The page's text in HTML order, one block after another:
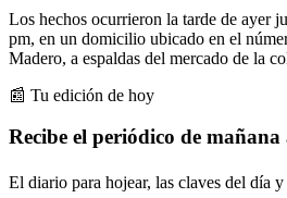
Los hechos ocurrieron la tarde de ayer
pm, en un domicilio ubicado en el
Madero, a espaldas del mercado de la
📰 Tu edición de hoy
Recibe el periódico de
El diario para hojear, las claves del día